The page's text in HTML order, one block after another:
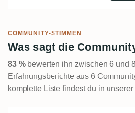
COMMUNITY-STIMMEN
Was sagt die
83 % bewerten ihn zwischen 6 und
Erfahrungsberichte aus 6
komplette Liste findest du in unserer